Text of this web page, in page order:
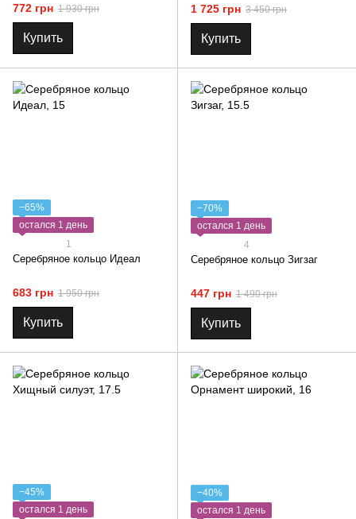
772 грн 1 930 грн
Купить
1 725 грн 3 450 грн
Купить
−65%
остался 1 день
1
Серебряное кольцо Идеал
683 грн 1 950 грн
Купить
−70%
остался 1 день
4
Серебряное кольцо Зигзаг
447 грн 1 490 грн
Купить
−45%
остался 1 день
−40%
остался 1 день